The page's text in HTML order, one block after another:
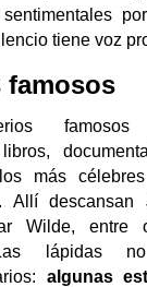
tiene voz
famosos
más
Allí descansan
Wilde, entre
Las lápidas
algunas